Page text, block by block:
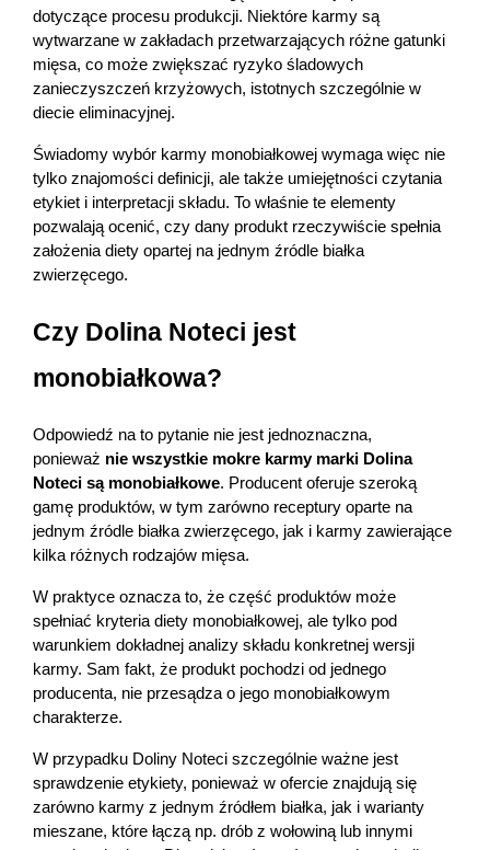
dotyczące procesu produkcji. Niektóre karmy są
wytwarzane w zakładach przetwarzających różne gatunki
mięsa, co może zwiększać ryzyko śladowych
zanieczyszczeń krzyżowych, istotnych szczególnie w
diecie eliminacyjnej.
Świadomy wybór karmy monobiałkowej wymaga więc nie
tylko znajomości definicji, ale także umiejętności czytania
etykiet i interpretacji składu. To właśnie te elementy
pozwalają ocenić, czy dany produkt rzeczywiście spełnia
założenia diety opartej na jednym źródle białka
zwierzęcego.
Czy Dolina Noteci jest
monobiałkowa?
Odpowiedź na to pytanie nie jest jednoznaczna,
ponieważ nie wszystkie mokre karmy marki Dolina
Noteci są monobiałkowe. Producent oferuje szeroką
gamę produktów, w tym zarówno receptury oparte na
jednym źródle białka zwierzęcego, jak i karmy zawierające
kilka różnych rodzajów mięsa.
W praktyce oznacza to, że część produktów może
spełniać kryteria diety monobiałkowej, ale tylko pod
warunkiem dokładnej analizy składu konkretnej wersji
karmy. Sam fakt, że produkt pochodzi od jednego
producenta, nie przesądza o jego monobiałkowym
charakterze.
W przypadku Doliny Noteci szczególnie ważne jest
sprawdzenie etykiety, ponieważ w ofercie znajdują się
zarówno karmy z jednym źródłem białka, jak i warianty
mieszane, które łączą np. drób z wołowiną lub innymi